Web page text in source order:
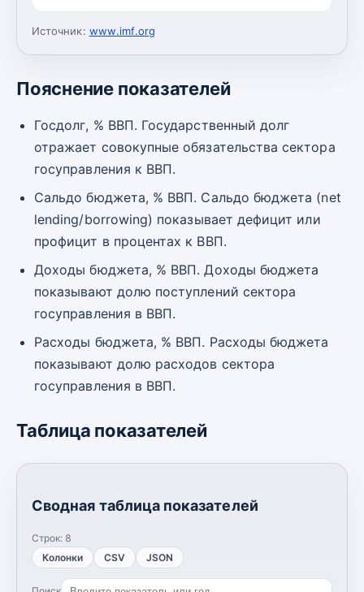
Источник: www.imf.org
Пояснение показателей
Госдолг, % ВВП. Государственный долг
отражает совокупные обязательства сектора
госуправления к ВВП.
Сальдо бюджета, % ВВП. Сальдо бюджета (net
lending/borrowing) показывает дефицит или
профицит в процентах к ВВП.
Доходы бюджета, % ВВП. Доходы бюджета
показывают долю поступлений сектора
госуправления в ВВП.
Расходы бюджета, % ВВП. Расходы бюджета
показывают долю расходов сектора
госуправления в ВВП.
Таблица показателей
Сводная таблица показателей
Строк: 8
Колонки
CSV JSON